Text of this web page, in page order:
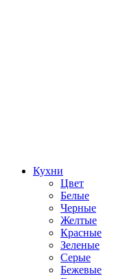
Кухни
Цвет
Белые
Черные
Желтые
Красные
Зеленые
Серые
Бежевые